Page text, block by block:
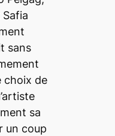
sans
choix de
sa
un coup